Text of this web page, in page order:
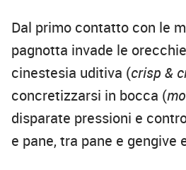
Dal primo contatto con le
pagnotta invade le
cinestesia uditiva (crisp &
concretizzarsi in bocca (
disparate pressioni e
e pane, tra pane e gengive